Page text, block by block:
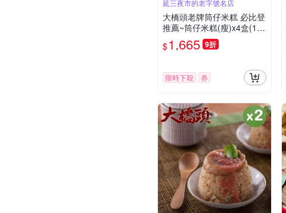
延三夜市的老字號名店
大橋頭老牌筒仔米糕 必比登
推薦~筒仔米糕(瘦)x4盒(150
g/個，6個/盒，附醬料) (端
午預購)
$1,665 9折
限時下殺 券